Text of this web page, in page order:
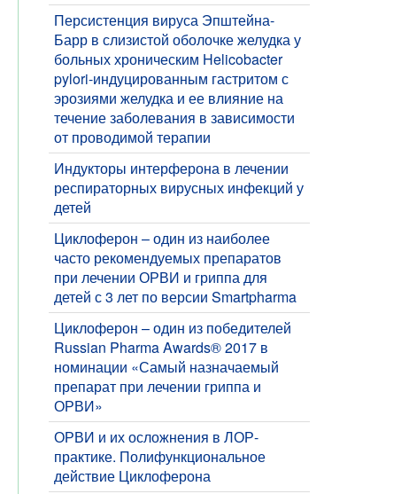
Персистенция вируса Эпштейна-
Барр в слизистой оболочке желудка у
больных хроническим Helicobacter
pylori-индуцированным гастритом с
эрозиями желудка и ее влияние на
течение заболевания в зависимости
от проводимой терапии
Индукторы интерферона в лечении
респираторных вирусных инфекций у
детей
Циклоферон – один из наиболее
часто рекомендуемых препаратов
при лечении ОРВИ и гриппа для
детей с 3 лет по версии Smartpharma
Циклоферон – один из победителей
Russian Pharma Awards® 2017 в
номинации «Самый назначаемый
препарат при лечении гриппа и
ОРВИ»
ОРВИ и их осложнения в ЛОР-
практике. Полифункциональное
действие Циклоферона